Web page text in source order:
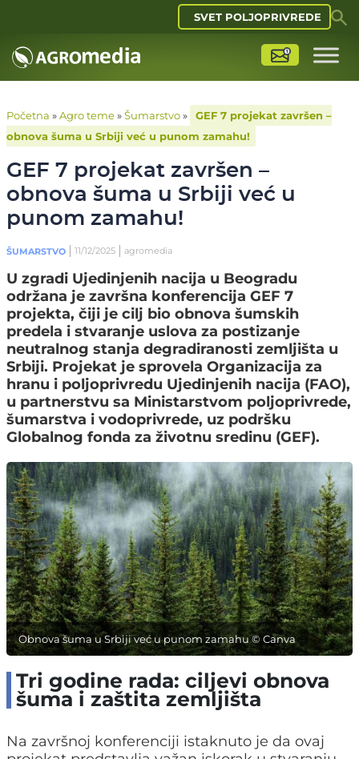
SVET POLJOPRIVREDE
Početna »Agro teme»Šumarstvo»
GEF 7 projekat završen –
obnova šuma u Srbiji već u punom zamahu!
GEF 7 projekat završen –
obnova šuma u Srbiji već u
punom zamahu!
ŠUMARSTVO 11/12/2025 agromedia
U zgradi Ujedinjenih nacija u Beogradu
održana je završna konferencija GEF 7
projekta, čiji je cilj bio obnova šumskih
predela i stvaranje uslova za postizanje
neutralnog stanja degradiranosti zemljišta u
Srbiji. Projekat je sprovela Organizacija za
hranu i poljoprivredu Ujedinjenih nacija (FAO),
u partnerstvu sa Ministarstvom poljoprivrede,
šumarstva i vodoprivrede, uz podršku
Globalnog fonda za životnu sredinu (GEF).
Obnova šuma u Srbiji već u punom zamahu © Canva
Tri godine rada: ciljevi obnova
šuma i zaštita zemljišta
Na završnoj konferenciji istaknuto je da ovaj